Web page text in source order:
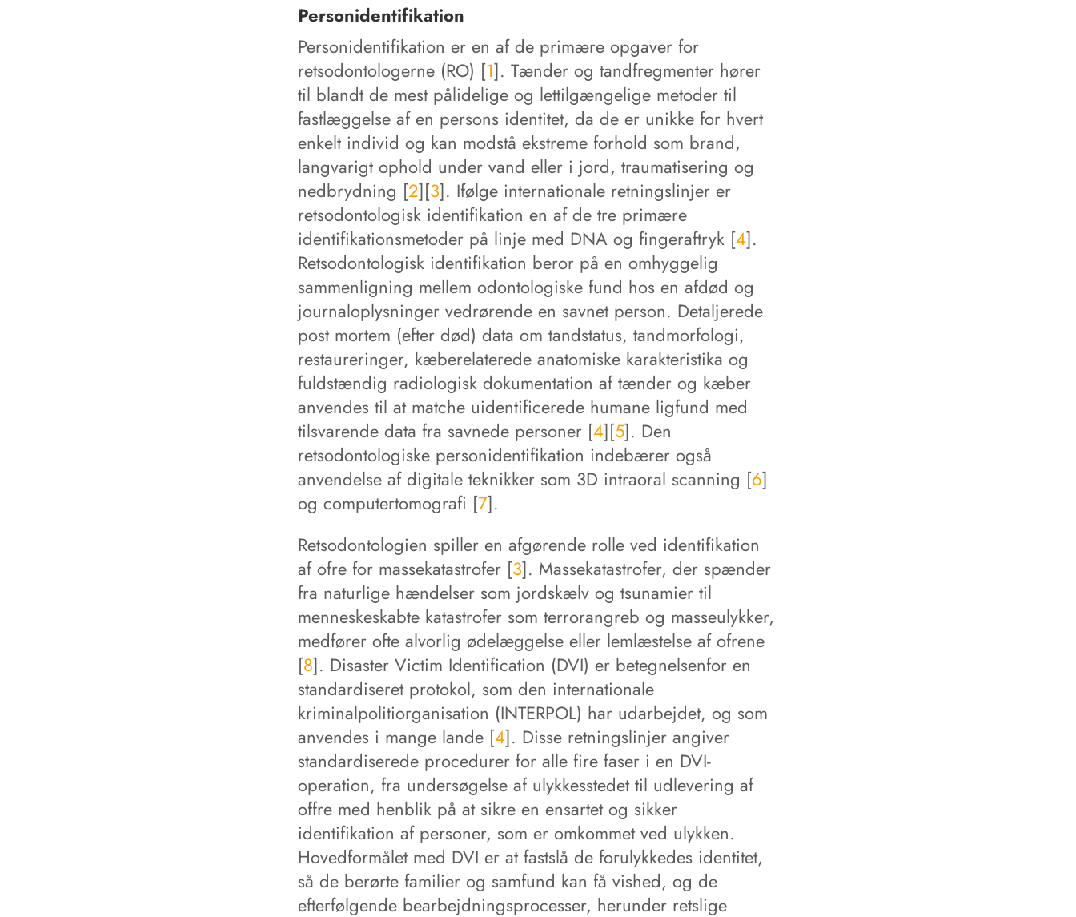
Personidentifikation
Personidentifikation er en af de primære opgaver for
retsodontologerne (RO) [1]. Tænder og tandfregmenter hører
til blandt de mest pålidelige og lettilgængelige metoder til
fastlæggelse af en persons identitet, da de er unikke for hvert
enkelt individ og kan modstå ekstreme forhold som brand,
langvarigt ophold under vand eller i jord, traumatisering og
nedbrydning [2][3]. Ifølge internationale retningslinjer er
retsodontologisk identifikation en af de tre primære
identifikationsmetoder på linje med DNA og fingeraftryk [4].
Retsodontologisk identifikation beror på en omhyggelig
sammenligning mellem odontologiske fund hos en afdød og
journaloplysninger vedrørende en savnet person. Detaljerede
post mortem (efter død) data om tandstatus, tandmorfologi,
restaureringer, kæberelaterede anatomiske karakteristika og
fuldstændig radiologisk dokumentation af tænder og kæber
anvendes til at matche uidentificerede humane ligfund med
tilsvarende data fra savnede personer [4][5]. Den
retsodontologiske personidentifikation indebærer også
anvendelse af digitale teknikker som 3D intraoral scanning [6]
og computertomografi [7].
Retsodontologien spiller en afgørende rolle ved identifikation
af ofre for massekatastrofer [3]. Massekatastrofer, der spænder
fra naturlige hændelser som jordskælv og tsunamier til
menneskeskabte katastrofer som terrorangreb og masseulykker,
medfører ofte alvorlig ødelæggelse eller lemlæstelse af ofrene
[8]. Disaster Victim Identification (DVI) er betegnelsenfor en
standardiseret protokol, som den internationale
kriminalpolitiorganisation (INTERPOL) har udarbejdet, og som
anvendes i mange lande [4]. Disse retningslinjer angiver
standardiserede procedurer for alle fire faser i en DVI-
operation, fra undersøgelse af ulykkesstedet til udlevering af
offre med henblik på at sikre en ensartet og sikker
identifikation af personer, som er omkommet ved ulykken.
Hovedformålet med DVI er at fastslå de forulykkedes identitet,
så de berørte familier og samfund kan få vished, og de
efterfølgende bearbejdningsprocesser, herunder retslige